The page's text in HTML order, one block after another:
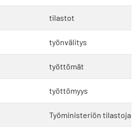
tilastot
työnvälitys
työttömät
työttömyys
Työministeriön tilastoja